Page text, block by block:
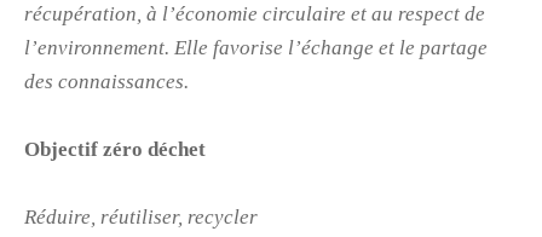
récupération, à l’économie circulaire et au respect de
l’environnement. Elle favorise l’échange et le partage
des connaissances.
Objectif zéro déchet
Réduire, réutiliser, recycler